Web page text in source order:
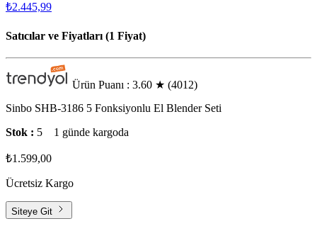
₺2.445,99
Satıcılar ve Fiyatları (1 Fiyat)
Ürün Puanı : 3.60 ★ (4012)
Sinbo SHB-3186 5 Fonksiyonlu El Blender Seti
Stok : 5 1 günde kargoda
₺1.599,00
Ücretsiz Kargo
Siteye Git